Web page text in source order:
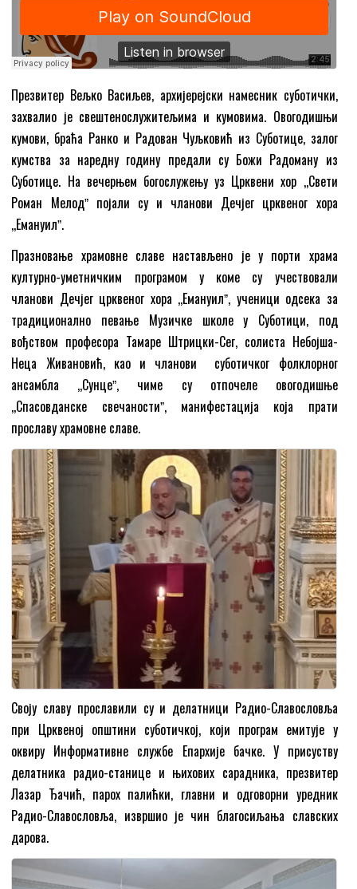
Презвитер Вељко Васиљев, архијерејски намесник суботички,
захвалио је свештенослужитељима и кумовима. Овогодишњи
кумови, браћа Ранко и Радован Чуљковић из Суботице, залог
кумства за наредну годину предали су Божи Радоману из
Суботице. На вечерњем богослужењу уз Црквени хор ,,Свети
Роман Мелодˮ појали су и чланови Дечјег црквеног хора
,,Емануилˮ.
Празновање храмовне славе настављено је у порти храма
културно-уметничким програмом у коме су учествовали
чланови Дечјег црквеног хора ,,Емануилˮ, ученици одсека за
традиционално певање Музичке школе у Суботици, под
вођством професора Тамаре Штрицки-Сег, солиста Небојша-
Неца Живановић, као и чланови суботичког фолклорног
ансамбла ,,Сунцеˮ, чиме су отпочеле овогодишње
,,Спасовданске свечаностиˮ, манифестација која прати
прославу храмовне славе.
Своју славу прославили су и делатници Радио-Славословља
при Црквеној општини суботичкој, који програм емитује у
оквиру Информативне службе Епархије бачке. У присуству
делатника радио-станице и њихових сарадника, презвитер
Лазар Ђачић, парох палићки, главни и одговорни уредник
Радио-Славословља, извршио је чин благосиљања славских
дарова.